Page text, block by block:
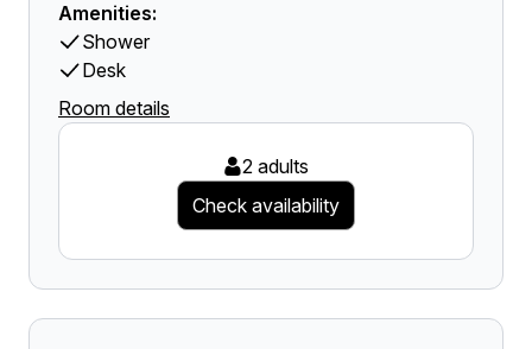
Amenities:
Shower
Desk
Room details
2 adults
Check availability